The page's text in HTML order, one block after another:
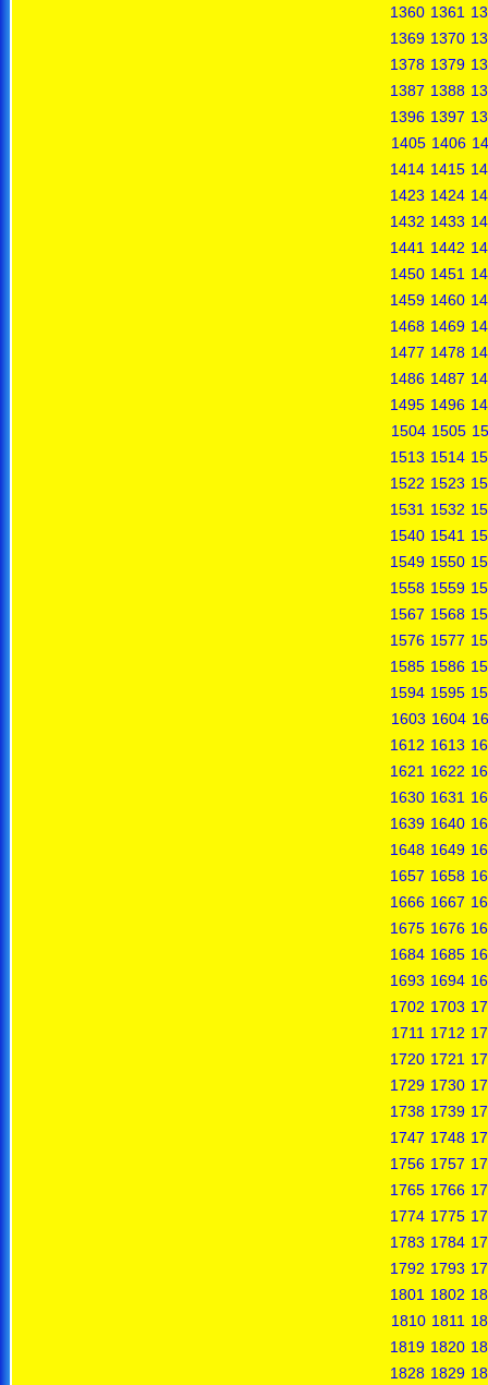
1360 1361
1369 1370
1378 1379
1387 1388
1396 1397
1405 1406
1414 1415
1423 1424
1432 1433
1441 1442
1450 1451
1459 1460
1468 1469
1477 1478
1486 1487
1495 1496
1504 1505
1513 1514
1522 1523
1531 1532
1540 1541
1549 1550
1558 1559
1567 1568
1576 1577
1585 1586
1594 1595
1603 1604
1612 1613
1621 1622
1630 1631
1639 1640
1648 1649
1657 1658
1666 1667
1675 1676
1684 1685
1693 1694
1702 1703
1711 1712
1720 1721
1729 1730
1738 1739
1747 1748
1756 1757
1765 1766
1774 1775
1783 1784
1792 1793
1801 1802
1810 1811
1819 1820
1828 1829